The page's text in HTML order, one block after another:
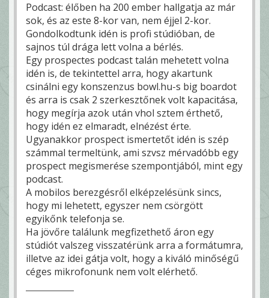
Podcast: élőben ha 200 ember hallgatja az már
sok, és az este 8-kor van, nem éjjel 2-kor.
Gondolkodtunk idén is profi stúdióban, de
sajnos túl drága lett volna a bérlés.
Egy prospectes podcast talán mehetett volna
idén is, de tekintettel arra, hogy akartunk
csinálni egy konszenzus bowl.hu-s big boardot
és arra is csak 2 szerkesztőnek volt kapacitása,
hogy megírja azok után vhol sztem érthető,
hogy idén ez elmaradt, elnézést érte.
Ugyanakkor prospect ismertetőt idén is szép
számmal termeltünk, ami szvsz mérvadóbb egy
prospect megismerése szempontjából, mint egy
podcast.
A mobilos berezgésről elképzelésünk sincs,
hogy mi lehetett, egyszer nem csörgött
egyikőnk telefonja se.
Ha jövőre találunk megfizethető áron egy
stúdiót valszeg visszatérünk arra a formátumra,
illetve az idei gátja volt, hogy a kiváló minőségű
céges mikrofonunk nem volt elérhető.